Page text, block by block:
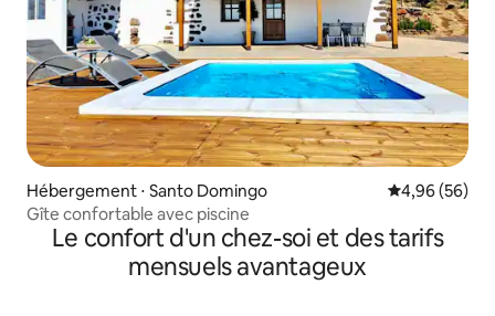
Hébergement ⋅ Santo Domingo Évaluation
4,96 (56)
Gîte confortable avec piscine
Le confort d'un chez-soi et des tarifs
mensuels avantageux